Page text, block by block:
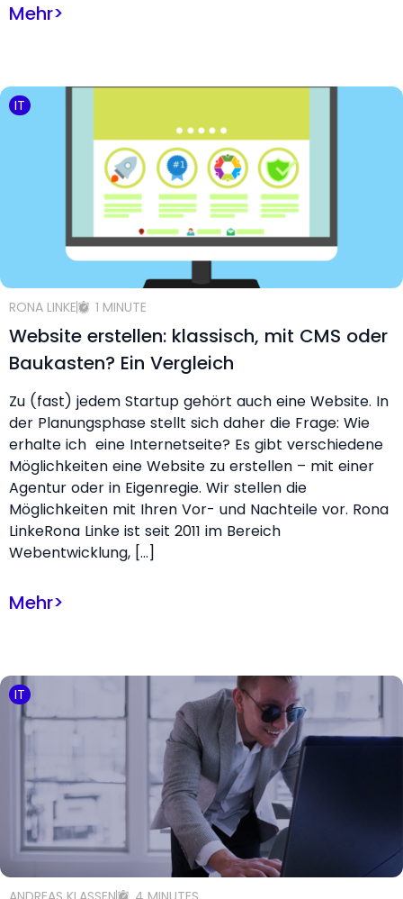
Mehr>
IT
RONA LINKE 1 MINUTE
Website erstellen: klassisch, mit CMS oder
Baukasten? Ein Vergleich
Zu (fast) jedem Startup gehört auch eine Website. In
der Planungsphase stellt sich daher die Frage: Wie
erhalte ich eine Internetseite? Es gibt verschiedene
Möglichkeiten eine Website zu erstellen – mit einer
Agentur oder in Eigenregie. Wir stellen die
Möglichkeiten mit Ihren Vor- und Nachteile vor. Rona
LinkeRona Linke ist seit 2011 im Bereich
Webentwicklung, […]
Mehr>
IT